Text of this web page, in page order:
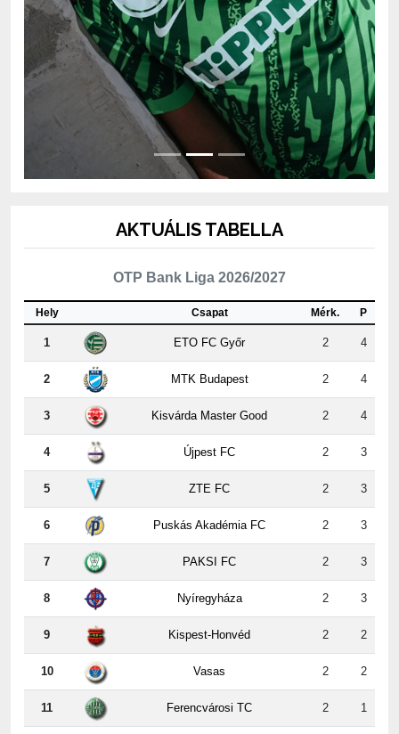
AKTUÁLIS TABELLA
OTP Bank Liga 2026/2027
Hely Csapat Mérk. P
1 ETO FC Győr 2 4
2 MTK Budapest 2 4
3 Kisvárda Master Good 2 4
4 Újpest FC 2 3
5 ZTE FC 2 3
6 Puskás Akadémia FC 2 3
7 PAKSI FC 2 3
8 Nyíregyháza 2 3
9 Kispest-Honvéd 2 2
10 Vasas 2 2
11 Ferencvárosi TC 2 1